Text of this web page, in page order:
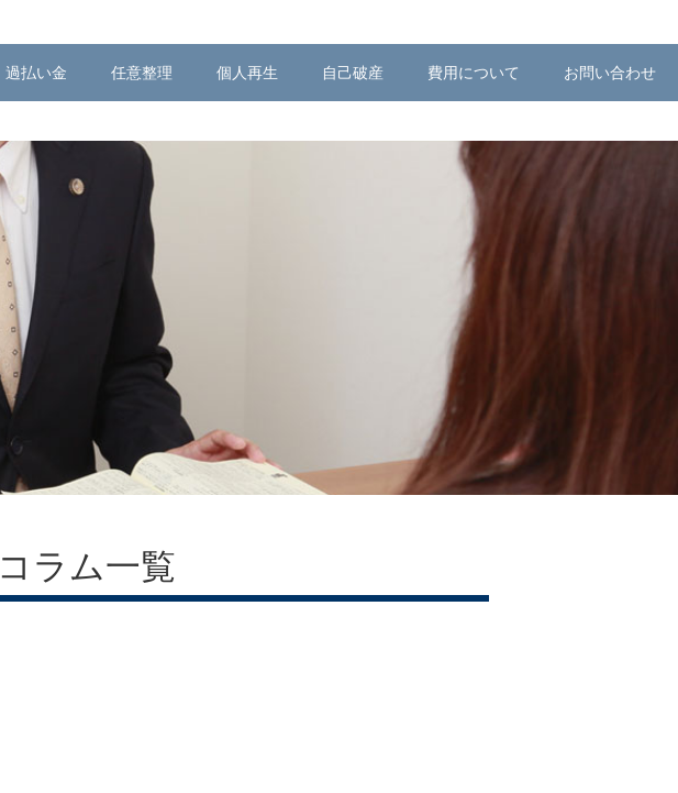
過払い金 任意整理 個人再生 自己破産 費用について お問い合わせ
コラム一覧